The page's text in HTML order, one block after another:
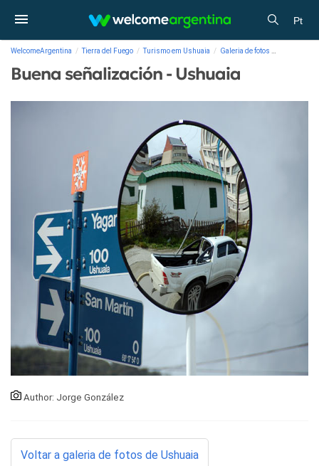
Pt
WelcomeArgentina Tierra del Fuego Turismo em Ushuaia Galeria de fotos
Buena señalización - Ushuaia
Author: Jorge González
Voltar a galeria de fotos de Ushuaia